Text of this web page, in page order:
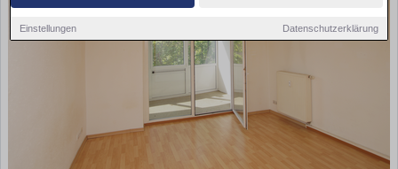
Einstellungen Datenschutzerklärung